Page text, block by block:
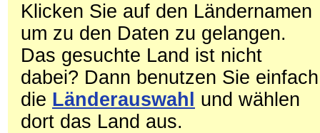
Klicken Sie auf den Ländernamen
um zu den Daten zu gelangen.
Das gesuchte Land ist nicht
dabei? Dann benutzen Sie einfach
die Länderauswahl
und wählen
dort das Land aus.